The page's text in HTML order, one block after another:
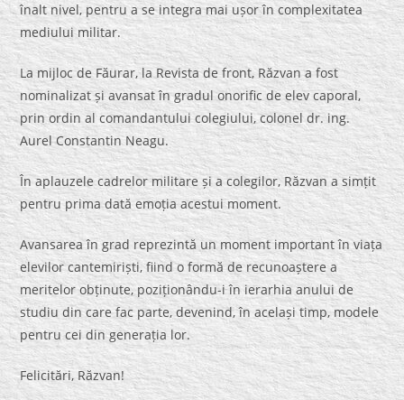
înalt nivel, pentru a se integra mai ușor în complexitatea
mediului militar.
La mijloc de Făurar, la Revista de front, Răzvan a fost
nominalizat și avansat în gradul onorific de elev caporal,
prin ordin al comandantului colegiului, colonel dr. ing.
Aurel Constantin Neagu.
În aplauzele cadrelor militare și a colegilor, Răzvan a simțit
pentru prima dată emoția acestui moment.
Avansarea în grad reprezintă un moment important în viața
elevilor cantemiriști, fiind o formă de recunoaștere a
meritelor obținute, poziționându-i în ierarhia anului de
studiu din care fac parte, devenind, în același timp, modele
pentru cei din generația lor.
Felicitări, Răzvan!